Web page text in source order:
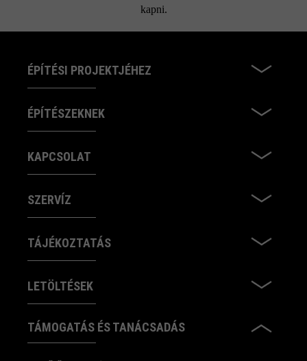
kapni.
ÉPÍTÉSI PROJEKTJÉHEZ
ÉPÍTÉSZEKNEK
KAPCSOLAT
SZERVÍZ
TÁJÉKOZTATÁS
LETÖLTÉSEK
TÁMOGATÁS ÉS TANÁCSADÁS